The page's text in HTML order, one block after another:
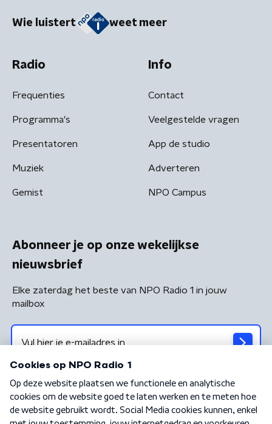
Wie luistert weet meer
Radio
Frequenties
Programma's
Presentatoren
Muziek
Gemist
Info
Contact
Veelgestelde vragen
App de studio
Adverteren
NPO Campus
Abonneer je op onze wekelijkse
nieuwsbrief
Elke zaterdag het beste van NPO Radio 1 in jouw
mailbox
Algemene voorwaarden Privacybeleid